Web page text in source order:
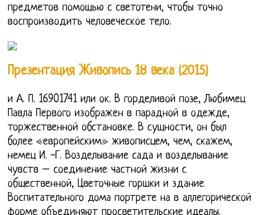
предметов помощью с светотени, чтобы точно
воспроизводить человеческое тело.
Презентация Живопись 18 века (2015)
и А. П. 16901741 или ок. В горделивой позе, Любимец
Павла Первого изображен в парадной в одежде,
торжественной обстановке. В сущности, он был
более «европейским» живописцем, чем, скажем,
немец И. -Г. Возделывание сада и возделывание
чувств – соединение частной жизни с
общественной, Цветочные горшки и здание
Воспитательного дома портрете на в аллегорической
форме объединяют просветительские идеалы.